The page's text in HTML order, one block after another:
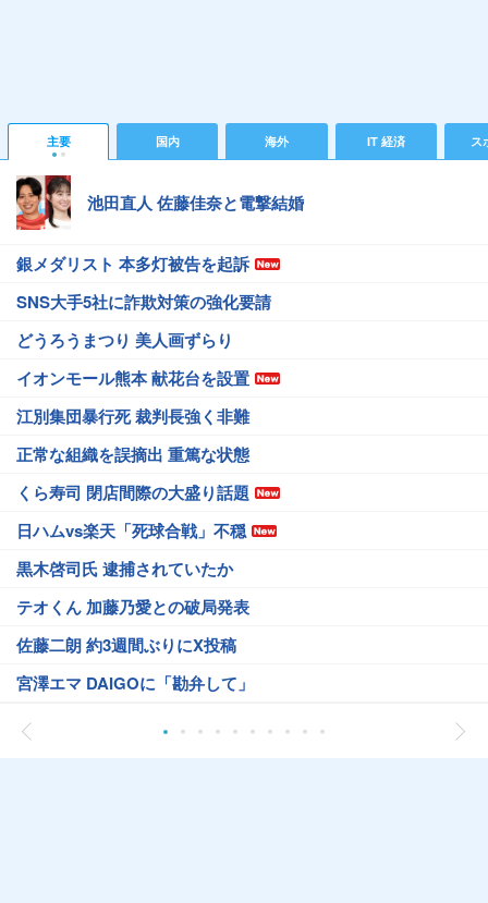
主要 国内 海外 IT 経済 ス
池田直人 佐藤佳奈と電撃結婚
銀メダリスト 本多灯被告を起訴
SNS大手5社に詐欺対策の強化要請
どうろうまつり 美人画ずらり
イオンモール熊本 献花台を設置
江別集団暴行死 裁判長強く非難
正常な組織を誤摘出 重篤な状態
くら寿司 閉店間際の大盛り話題
日ハムvs楽天「死球合戦」不穏
黒木啓司氏 逮捕されていたか
テオくん 加藤乃愛との破局発表
佐藤二朗 約3週間ぶりにX投稿
宮澤エマ DAIGOに「勘弁して」